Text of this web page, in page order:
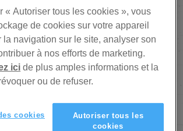
Le terme
auto-
entrepreneu
r est
souvent
d’indépend
« Autoriser tous les cookies », vous
de cookies sur votre appareil
la navigation sur le site, analyser son
à nos efforts de marketing.
ici de plus amples informations et la
ou de refuser.
Autoriser tous les
cookies
cookies